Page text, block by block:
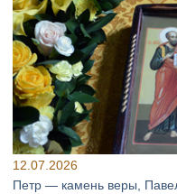
12.07.2026
Петр — камень веры,